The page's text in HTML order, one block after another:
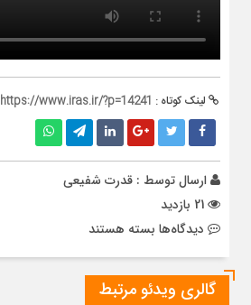
لینک کوتاه : https://www.iras.ir/?p=14241
ارسال توسط : قدرت شفیعی
دیدگاه‌ها برای
بسته هستند
گالری ویدئو مرتبط